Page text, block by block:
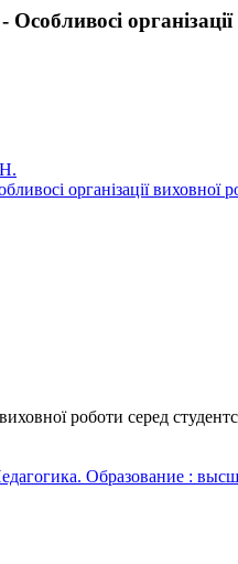
організації
виховної роботи серед
Образование :